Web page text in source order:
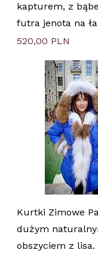
kapturem, z
futra jenota na
Цена
520,00 PLN
Быстрый
Kurtki Zimowe
dużym
obszyciem z lisa.